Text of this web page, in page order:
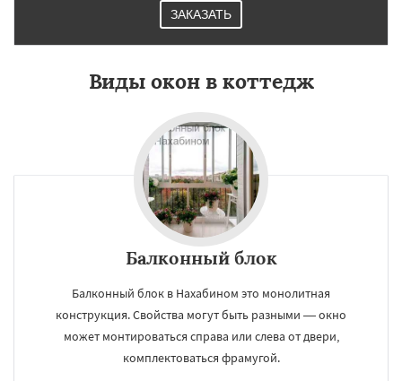
ЗАКАЗАТЬ
Виды окон в коттедж
Балконный блок
Балконный блок в Нахабином это монолитная
конструкция. Свойства могут быть разными — окно
может монтироваться справа или слева от двери,
комплектоваться фрамугой.